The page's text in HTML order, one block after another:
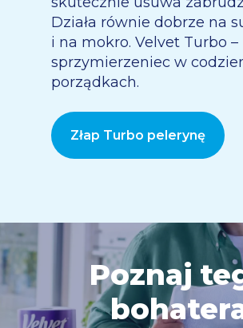
Działa równie dobrze na
i na mokro. Velvet Turbo –
sprzymierzeniec w
porządkach.
Złap Turbo pelerynę
Poznaj